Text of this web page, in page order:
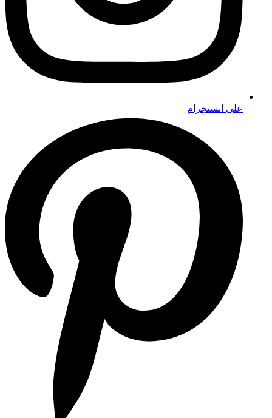
على انستجرام